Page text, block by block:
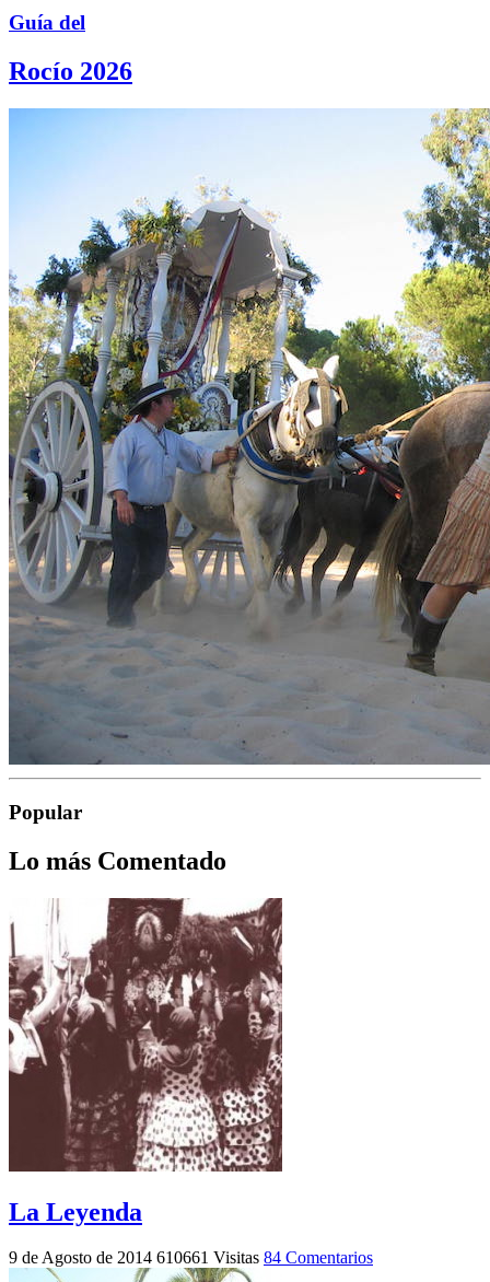
Guía del
Rocío 2026
Popular
Lo más Comentado
La Leyenda
9 de Agosto de 2014 610661 Visitas 84 Comentarios